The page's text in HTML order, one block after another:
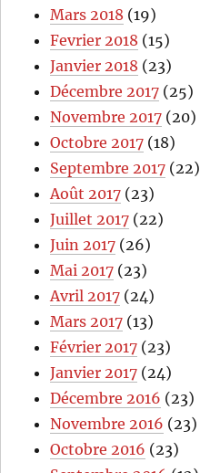
Mars 2018 (19)
Fevrier 2018 (15)
Janvier 2018 (23)
Décembre 2017 (25)
Novembre 2017 (20)
Octobre 2017 (18)
Septembre 2017 (22)
Août 2017 (23)
Juillet 2017 (22)
Juin 2017 (26)
Mai 2017 (23)
Avril 2017 (24)
Mars 2017 (13)
Février 2017 (23)
Janvier 2017 (24)
Décembre 2016 (23)
Novembre 2016 (23)
Octobre 2016 (23)